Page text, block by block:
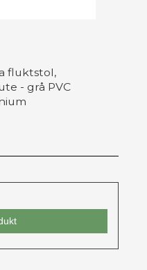
fluktstol,
- grå PVC